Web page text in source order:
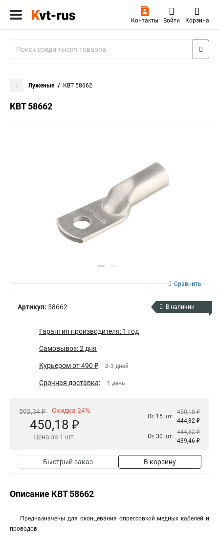
Контакты Войти Корзина
Луженые КВТ 58662
КВТ 58662
Артикул: 58662
Сравнить
В наличии
Гарантия производителя: 1 год
Самовывоз: 2 дня
Курьером от 490 ₽ 2-3 дней
Срочная доставка: 1 день
592,34 ₽ Скидка 24%
450,18 ₽
Цена за 1 шт.
От 15 шт:
450,18 ₽
444,82 ₽
От 30 шт:
444,82 ₽
439,46 ₽
Быстрый заказ В корзину
Описание КВТ 58662
Предназначены для оконцевания опрессовкой медных кабелей и
проводов